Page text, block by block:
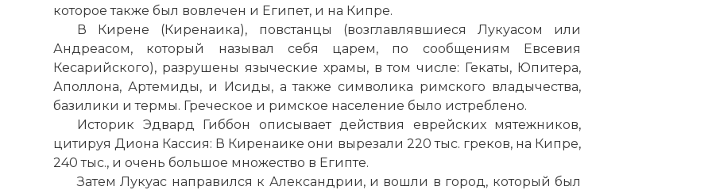
которое также был вовлечен и Египет, и на Кипре.
В Кирене (Киренаика), повстанцы (возглавлявшиеся Лукуасом или
Андреасом, который называл себя царем, по сообщениям Евсевия
Кесарийского), разрушены языческие храмы, в том числе: Гекаты, Юпитера,
Аполлона, Артемиды, и Исиды, а также символика римского владычества,
базилики и термы. Греческое и римское население было истреблено.
Историк Эдвард Гиббон описывает действия еврейских мятежников,
цитируя Диона Кассия: В Киренаике они вырезали 220 тыс. греков, на Кипре,
240 тыс., и очень большое множество в Египте.
Затем Лукуас направился к Александрии, и вошли в город, который был